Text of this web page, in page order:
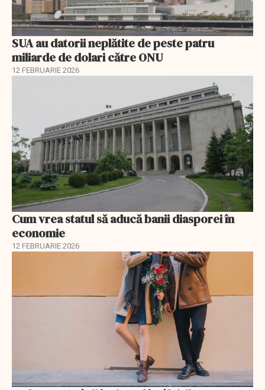
SUA au datorii neplătite de peste patru
miliarde de dolari către ONU
12 FEBRUARIE 2026
Cum vrea statul să aducă banii diasporei în
economie
12 FEBRUARIE 2026